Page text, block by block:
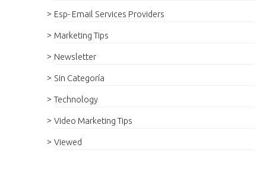
Esp- Email Services Providers
Marketing Tips
Newsletter
Sin Categoría
Technology
Video Marketing Tips
Viewed